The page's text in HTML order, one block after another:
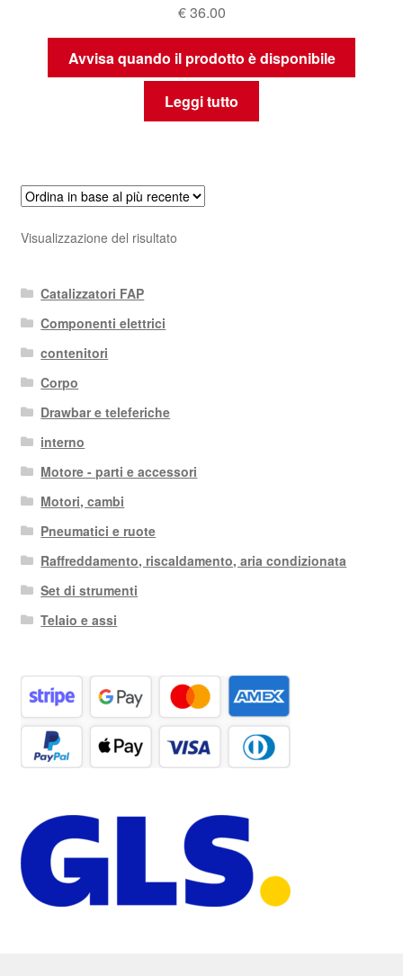
€36.00
Avvisa quando il prodotto è disponibile
Leggi tutto
Visualizzazione del risultato
Catalizzatori FAP
Componenti elettrici
contenitori
Corpo
Drawbar e teleferiche
interno
Motore - parti e accessori
Motori, cambi
Pneumatici e ruote
Raffreddamento, riscaldamento, aria condizionata
Set di strumenti
Telaio e assi